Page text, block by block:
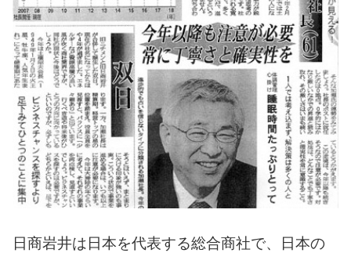
日商岩井は日本を代表する総合商社で、日本の